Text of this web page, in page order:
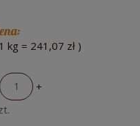
kg = 241,07 zł )
+